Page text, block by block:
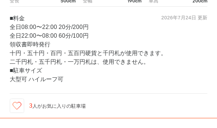
2026年7月24日 更新
■料金
全日08:00〜22:00 20分/200円
全日22:00〜08:00 60分/100円
領収書即時発行
十円・五十円・百円・五百円硬貨と千円札が使用できます。
二千円札・五千円札・一万円札は、使用できません。
■駐車サイズ
大型可 ハイルーフ可
3人がお気に入りの駐車場